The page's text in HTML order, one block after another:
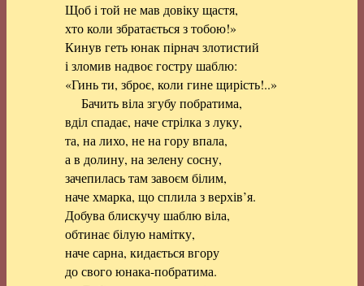
Щоб і той не мав довіку щастя,
хто коли збратається з тобою!»
Кинув геть юнак пірнач злотистий
і зломив надвоє гостру шаблю:
«Гинь ти, зброє, коли гине щирість!..»
Бачить віла згубу побратима,
вділ спадає, наче стрілка з луку,
та, на лихо, не на гору впала,
а в долину, на зелену сосну,
зачепилась там завоєм білим,
наче хмарка, що сплила з верхів’я.
Добува блискучу шаблю віла,
обтинає білую намітку,
наче сарна, кидається вгору
до свого юнака-побратима.